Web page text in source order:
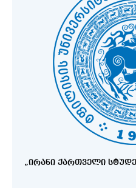
„ᲘᲠᲐᲜᲘ ᲥᲐᲠᲗᲕᲔᲚᲘ